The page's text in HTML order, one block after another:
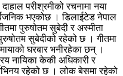
परीश्रमीको रचनामा नया
भएकोछ । डिलाईटेड नेपाल
पुरुषोतम सुबेदी र अस्मीता
सुबेदीको रहेको छ । गीतमा
घरबार भनीरहेका छन् ।
नायिका केकी अधिकारी र
रहेको छ । लोक बेसमा रहेको